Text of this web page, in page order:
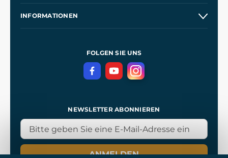
Kontakt
INFORMATIONEN
DatenschutzerklärungFOLGEN SIE UNS
NEWSLETTER ABONNIEREN
ANMELDEN